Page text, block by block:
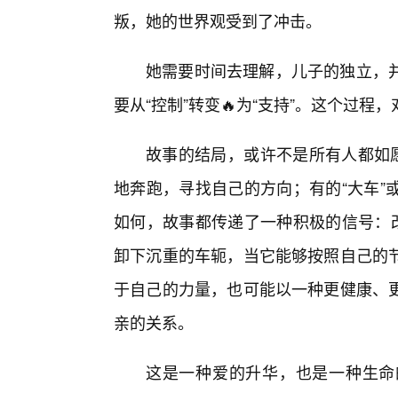
叛，她的世界观受到了冲击。
她需要时间去理解，儿子的独立
要从“控制”转变🔥为“支持”。这个过程
故事的结局，或许不是所有人都如
地奔跑，寻找自己的方向；有的“大车
如何，故事都传递了一种积极的信号
卸下沉重的车轭，当它能够按照自己
于自己的力量，也可能以一种更健康
亲的关系。
这是一种爱的升华，也是一种生